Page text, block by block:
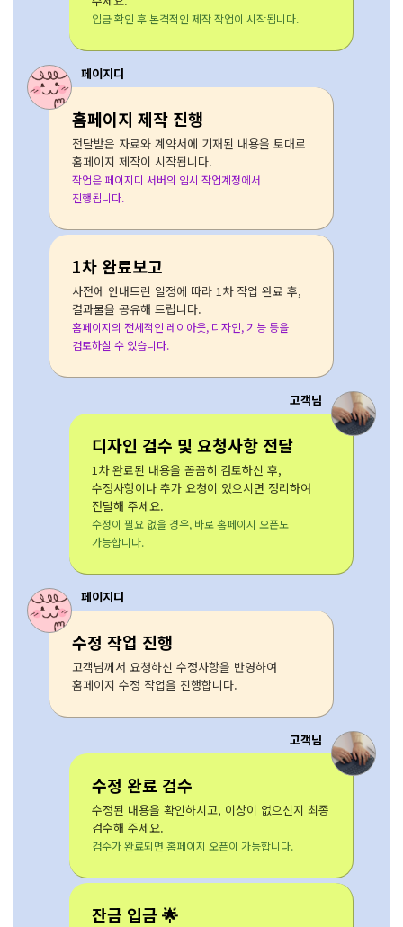
입금 확인 후 본격적인 제작 작업이 시작됩니다.
페이지디
홈페이지 제작 진행
전달받은 자료와 계약서에 기재된 내용을 토대로
홈페이지 제작이 시작됩니다.
작업은 페이지디 서버의 임시 작업계정에서
진행됩니다.
1차 완료보고
사전에 안내드린 일정에 따라 1차 작업 완료 후,
결과물을 공유해 드립니다.
홈페이지의 전체적인 레이아웃, 디자인, 기능 등을
검토하실 수 있습니다.
고객님
디자인 검수 및 요청사항 전달
1차 완료된 내용을 꼼꼼히 검토하신 후,
수정사항이나 추가 요청이 있으시면 정리하여
전달해 주세요.
수정이 필요 없을 경우, 바로 홈페이지 오픈도
가능합니다.
페이지디
수정 작업 진행
고객님께서 요청하신 수정사항을 반영하여
홈페이지 수정 작업을 진행합니다.
고객님
수정 완료 검수
수정된 내용을 확인하시고, 이상이 없으신지 최종
검수해 주세요.
검수가 완료되면 홈페이지 오픈이 가능합니다.
잔금 입금 🌟